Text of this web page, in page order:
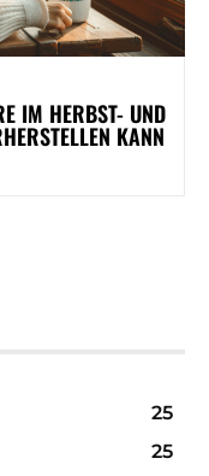
IM HERBST- UND
KANN
25
25